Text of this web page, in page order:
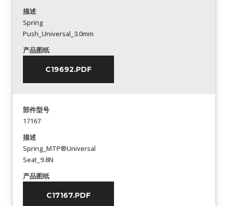
描述
Spring
Push_Universal_3.0mm
产品图纸
C19692.PDF
部件型号
17167
描述
Spring_MTP®Universal
Seat_9.8N
产品图纸
C17167.PDF